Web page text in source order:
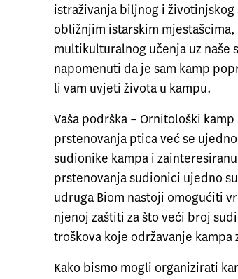
istraživanja biljnog i
obližnjim istarskim
multikulturalnog učenja uz naše
napomenuti da je sam kamp
li vam uvjeti života u kampu.
Vaša podrška – Ornitološki
prstenovanja ptica već se
sudionike kampa i
prstenovanja sudionici ujedno
udruga Biom nastoji omogućiti
njenoj zaštiti za što veći broj
troškova koje održavanje kampa
Kako bismo mogli organizirati